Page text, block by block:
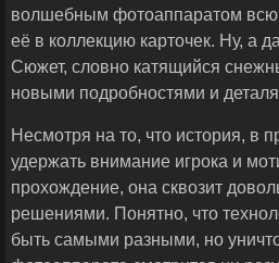
волшебным фотоаппаратом всю
её в коллекцию карточек. Ну, а
Сюжет, словно катящийся
новыми подробностями и
Несмотря на то, что история, в
удержать внимание игрока и
прохождение, она сквозит
решениями. Понятно, что
быть самыми разными, но